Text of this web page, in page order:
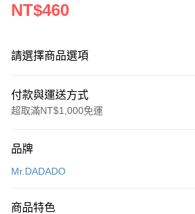
NT$460
請選擇商品選項
付款與運送方式
超取滿NT$1,000免運
信用卡一次付款
LINE Pay
品牌
Mr.DADADO
商品特色